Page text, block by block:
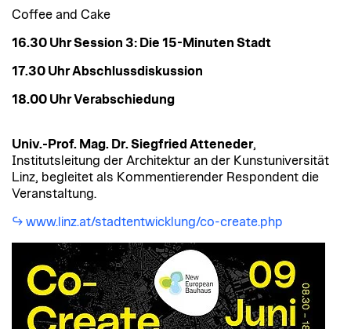
Coffee and Cake
16.30 Uhr Session 3: Die 15-Minuten Stadt
17.30 Uhr Abschlussdiskussion
18.00 Uhr Verabschiedung
Univ.-Prof. Mag. Dr. Siegfried Atteneder,
Institutsleitung der Architektur an der Kunstuniversität
Linz, begleitet als Kommentierender Respondent die
Veranstaltung.
www.linz.at/stadtentwicklung/co-create.php